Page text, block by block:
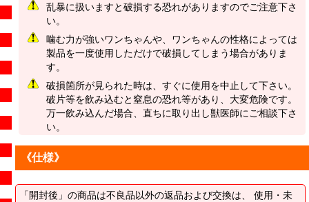
乱暴に扱いますと破損する恐れがありますのでご注意下さ
い。
噛む力が強いワンちゃんや、ワンちゃんの性格によっては
製品を一度使用しただけで破損してしまう場合がありま
す。
破損箇所が見られた時は、すぐに使用を中止して下さい。
破片等を飲み込むと窒息の恐れ等があり、大変危険です。
万一飲み込んだ場合、直ちに取り出し獣医師にご相談下さ
い。
《仕様》
「開封後」の商品は不良品以外の返品および交換は、 使用・未